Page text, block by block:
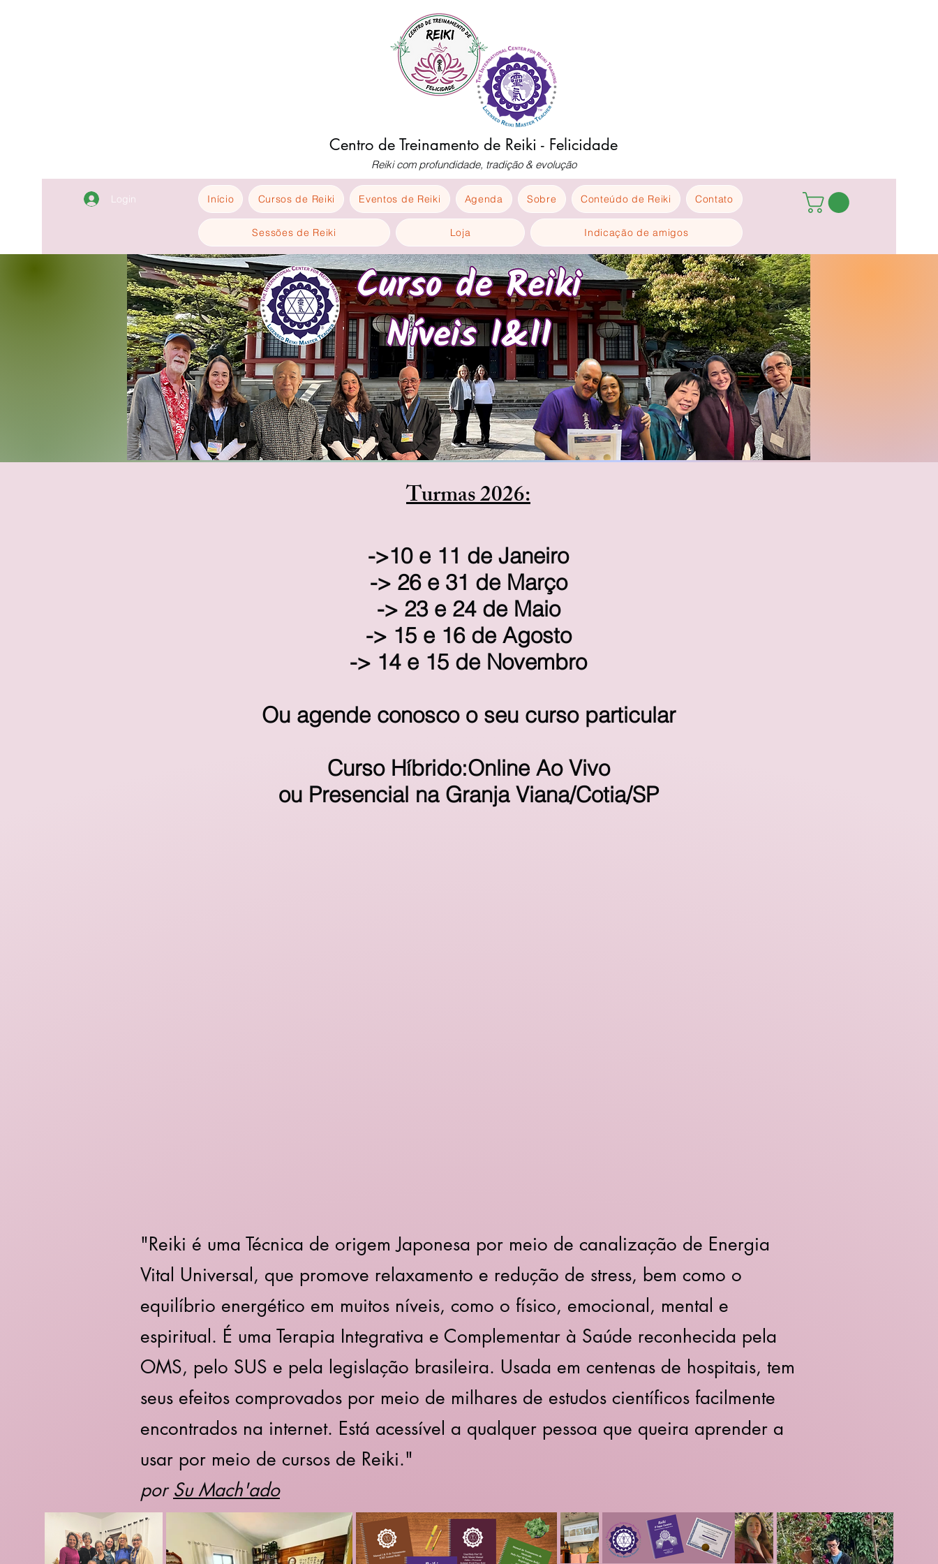
Centro de Treinamento de Reiki - Felicidade
Reiki com profundidade, tradição & evolução
Login Início Cursos de Reiki Eventos de Reiki Agenda Sobre Conteúdo de Reiki Contato
Sessões de Reiki Loja Indicação de amigos
Turmas 2026:​
->10 e 11 de Janeiro
-> ​26 e 31 de Março
-> 23 e 24 de Maio
-> 15 e 16 de Agosto
-> 14 e 15 de Novembro
Ou agende conosco o seu curso particular
Curso Híbrido:Online Ao Vivo
ou Presencial na Granja Viana/Cotia/SP
"Reiki é uma Técnica de origem Japonesa por meio de canalização de Energia
Vital Universal, que promove relaxamento e redução de stress, bem como o
equilíbrio energético em muitos níveis, como o físico, emocional, mental e
espiritual. É uma Terapia Integrativa e Complementar à Saúde reconhecida pela
OMS, pelo SUS e pela legislação brasileira. Usada em centenas de hospitais, tem
seus efeitos comprovados por meio de milhares de estudos científicos facilmente
encontrados na internet. Está acessível a qualquer pessoa que queira aprender a
usar por meio de cursos de Reiki."
por Su Mach'ado